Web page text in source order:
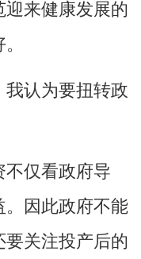
来健康发展的
认为要扭转政
仅看政府导
因此政府不能
关注投产后的